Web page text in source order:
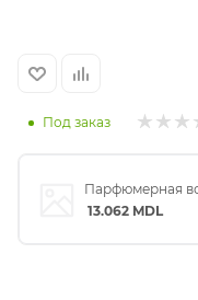
Под заказ
Парфюмерная
13.062 MDL